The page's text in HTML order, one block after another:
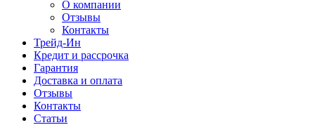
О компании
Отзывы
Контакты
Трейд-Ин
Кредит и рассрочка
Гарантия
Доставка и оплата
Отзывы
Контакты
Статьи